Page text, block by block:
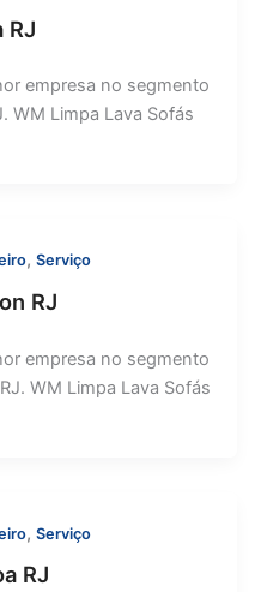
RJ
empresa no segmento
WM Limpa Lava Sofás
, Serviço
RJ
empresa no segmento
WM Limpa Lava Sofás
, Serviço
RJ